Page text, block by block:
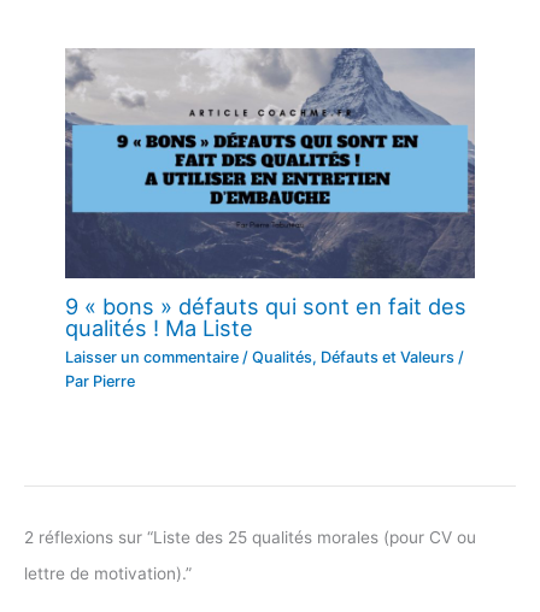
9 « bons » défauts qui sont en fait des
qualités ! Ma Liste
Laisser un commentaire /Qualités, Défauts et Valeurs /
Par Pierre
2 réflexions sur “Liste des 25 qualités morales (pour CV ou
lettre de motivation).”